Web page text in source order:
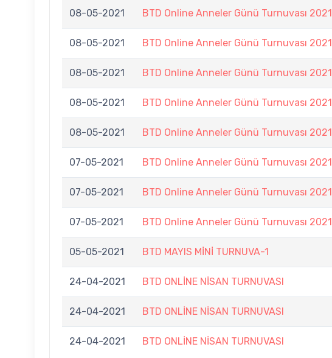
08-05-2021 BTD Online Anneler Günü Turnuvası 2021
08-05-2021 BTD Online Anneler Günü Turnuvası 2021
08-05-2021 BTD Online Anneler Günü Turnuvası 2021
08-05-2021 BTD Online Anneler Günü Turnuvası 2021
08-05-2021 BTD Online Anneler Günü Turnuvası 2021
07-05-2021 BTD Online Anneler Günü Turnuvası 2021
07-05-2021 BTD Online Anneler Günü Turnuvası 2021
07-05-2021 BTD Online Anneler Günü Turnuvası 2021
05-05-2021 BTD MAYIS MİNİ TURNUVA-1
24-04-2021 BTD ONLİNE NİSAN TURNUVASI
24-04-2021 BTD ONLİNE NİSAN TURNUVASI
24-04-2021 BTD ONLİNE NİSAN TURNUVASI